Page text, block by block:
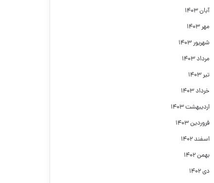
آبان ۱۴۰۳
مهر ۱۴۰۳
شهریور ۱۴۰۳
مرداد ۱۴۰۳
تیر ۱۴۰۳
خرداد ۱۴۰۳
اردیبهشت ۱۴۰۳
فروردین ۱۴۰۳
اسفند ۱۴۰۲
بهمن ۱۴۰۲
دی ۱۴۰۲